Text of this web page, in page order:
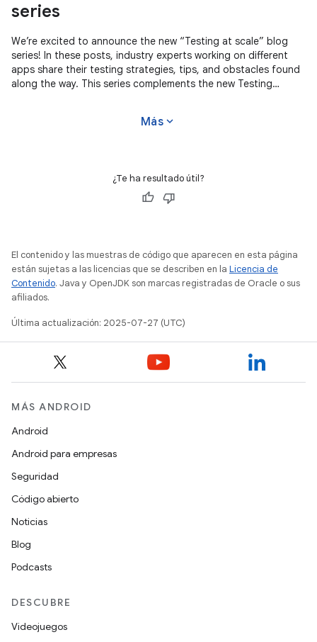
series
We’re excited to announce the new “Testing at scale” blog
series! In these posts, industry experts working on different
apps share their testing strategies, tips, and obstacles found
along the way. This series complements the new Testing
Más expand_more
¿Te ha resultado útil?
El contenido y las muestras de código que aparecen en esta página
están sujetas a las licencias que se describen en la Licencia de
Contenido. Java y OpenJDK son marcas registradas de Oracle o sus
afiliados.
Última actualización: 2025-07-27 (UTC)
MÁS ANDROID
Android
Android para empresas
Seguridad
Código abierto
Noticias
Blog
Podcasts
DESCUBRE
Videojuegos